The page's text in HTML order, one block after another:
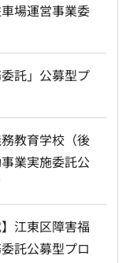
場運営事業委
託」公募型プ
教育学校（後
業実施委託公
江東区障害福
託公募型プロ